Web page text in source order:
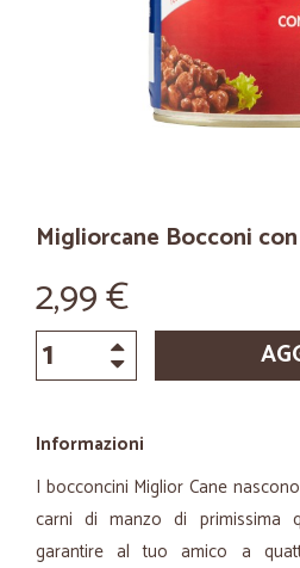
Migliorcane Bocconi con
2,99 €
Informazioni
I bocconcini Miglior Cane
carni di manzo di primissima
garantire al tuo amico a